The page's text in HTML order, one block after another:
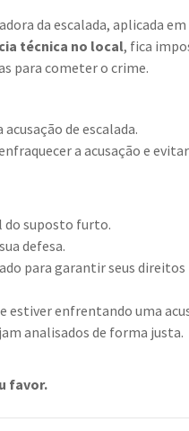
da escalada, aplicada
técnica no local, fica
para cometer o crime.
de escalada.
a acusação e
do suposto furto.
defesa.
para garantir seus direitos
estiver enfrentando uma
analisados de forma justa.
favor.